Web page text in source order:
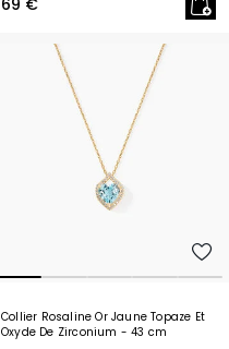
69 €
Collier Rosaline Or Jaune Topaze Et
Oxyde De Zirconium - 43 cm